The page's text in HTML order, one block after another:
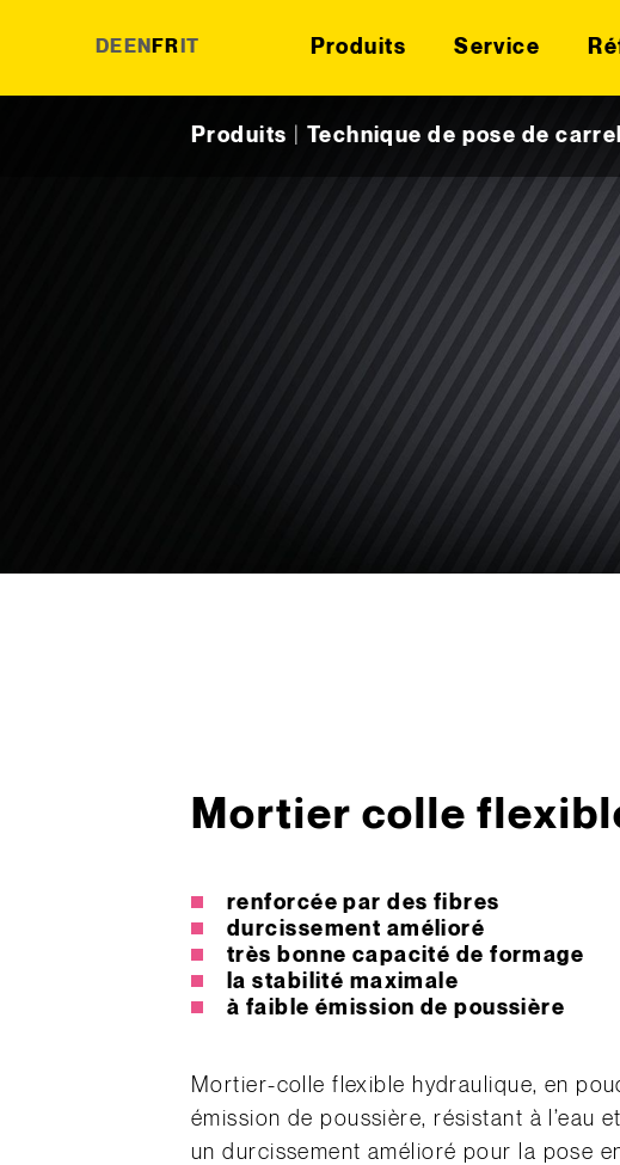
DE EN FR IT Produits Service
Produits Technique de pose de
Mortier colle
renforcée par des fibres
durcissement amélioré
très bonne capacité de formage
la stabilité maximale
à faible émission de poussière
Mortier-colle flexible hydraulique, en
émission de poussière, résistant à l’eau
un durcissement amélioré pour la pose